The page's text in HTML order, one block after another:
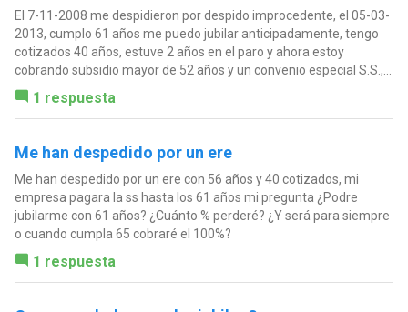
El 7-11-2008 me despidieron por despido improcedente, el 05-03-
2013, cumplo 61 años me puedo jubilar anticipadamente, tengo
cotizados 40 años, estuve 2 años en el paro y ahora estoy
cobrando subsidio mayor de 52 años y un convenio especial S.S.,...
1 respuesta
Me han despedido por un ere
Me han despedido por un ere con 56 años y 40 cotizados, mi
empresa pagara la ss hasta los 61 años mi pregunta ¿Podre
jubilarme con 61 años? ¿Cuánto % perderé? ¿Y será para siempre
o cuando cumpla 65 cobraré el 100%?
1 respuesta